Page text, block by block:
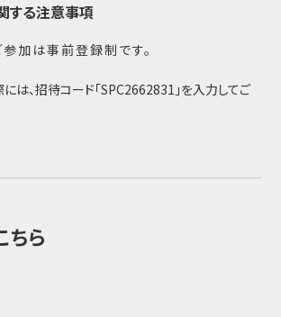
する注意事項
加は事前登録制です。
は、招待コード「SPC2662831」を入力してご
ちら